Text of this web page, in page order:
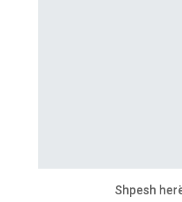
Shpesh